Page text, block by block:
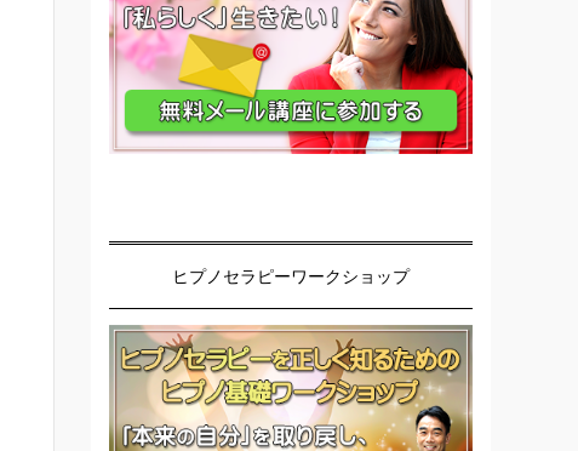
ヒプノセラピーワークショップ